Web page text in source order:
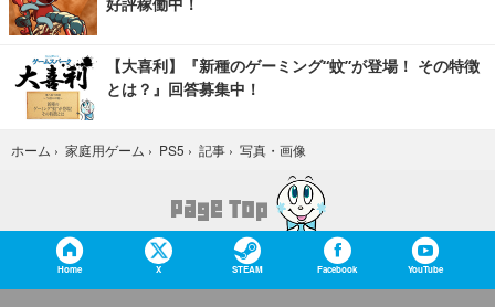
好評稼働中！
【大喜利】『新種のゲーミング“蚊”が登場！ その特徴
とは？』回答募集中！
ホーム › 家庭用ゲーム › PS5 › 記事 › 写真・画像
Home X STEAM Facebook YouTube